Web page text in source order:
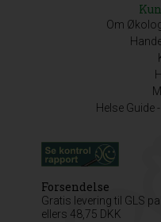
Om
Helse Guide
Forsendelse
Gratis levering til GLS
ellers 48,75 DKK